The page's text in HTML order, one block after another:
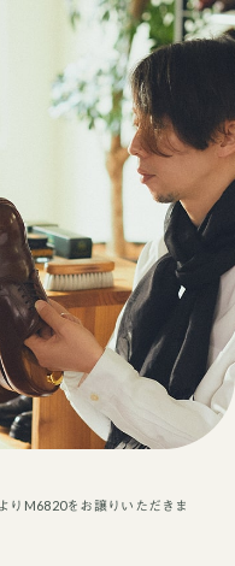
りM6820をお譲りいただきま